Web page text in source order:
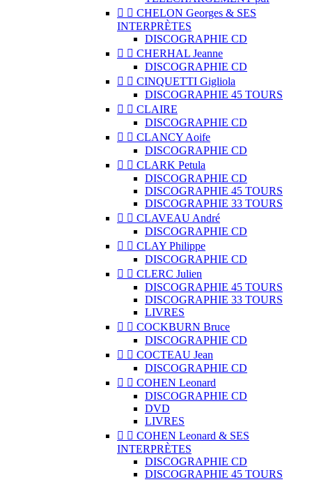
  CHELON Georges & SES
INTERPRÈTES
DISCOGRAPHIE CD
  CHERHAL Jeanne
DISCOGRAPHIE CD
  CINQUETTI Gigliola
DISCOGRAPHIE 45 TOURS
  CLAIRE
DISCOGRAPHIE CD
  CLANCY Aoife
DISCOGRAPHIE CD
  CLARK Petula
DISCOGRAPHIE CD
DISCOGRAPHIE 45 TOURS
DISCOGRAPHIE 33 TOURS
  CLAVEAU André
DISCOGRAPHIE CD
  CLAY Philippe
DISCOGRAPHIE CD
  CLERC Julien
DISCOGRAPHIE 45 TOURS
DISCOGRAPHIE 33 TOURS
LIVRES
  COCKBURN Bruce
DISCOGRAPHIE CD
  COCTEAU Jean
DISCOGRAPHIE CD
  COHEN Leonard
DISCOGRAPHIE CD
DVD
LIVRES
  COHEN Leonard & SES
INTERPRÈTES
DISCOGRAPHIE CD
DISCOGRAPHIE 45 TOURS